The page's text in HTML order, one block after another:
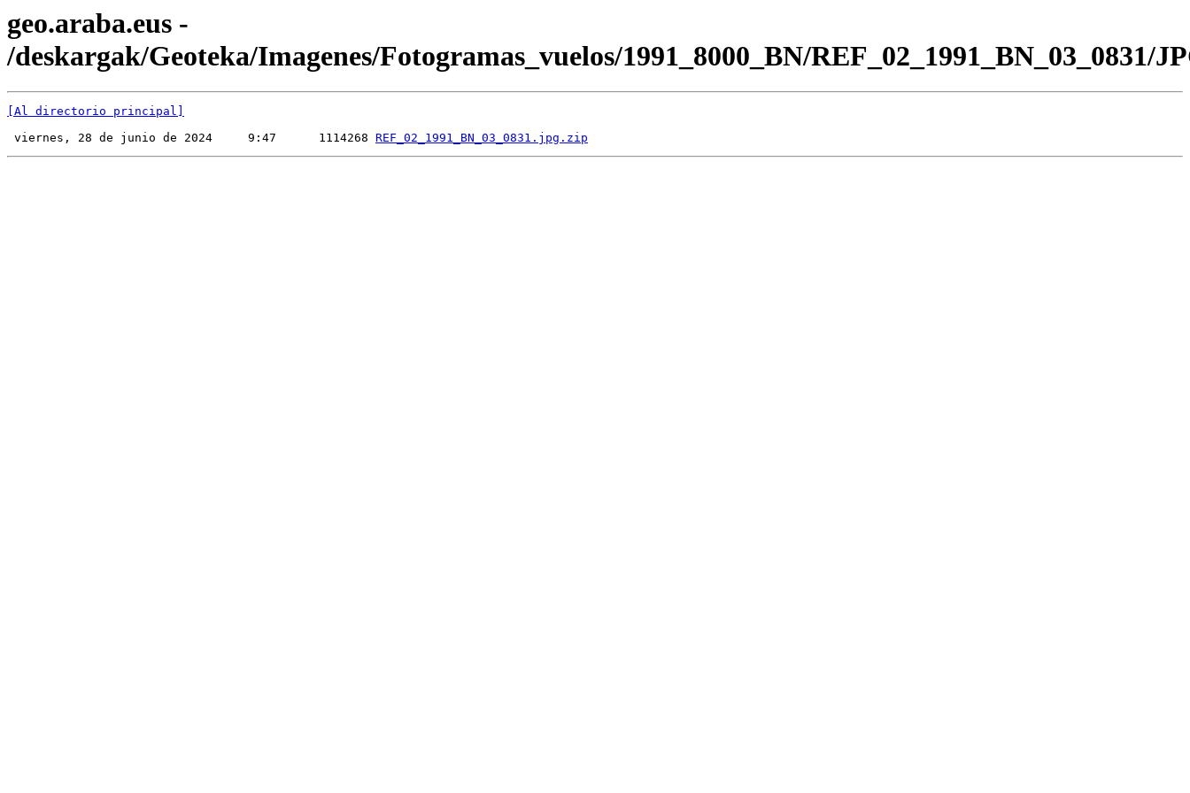
geo.araba.eus -
/deskargak/Geoteka/Imagenes/Fotogramas_vuelos/1991_8000_BN/REF_02_1991_BN_03_0831/
[Al directorio principal]
viernes, 28 de junio de 2024     9:47      1114268 REF_02_1991_BN_03_0831.jpg.zip